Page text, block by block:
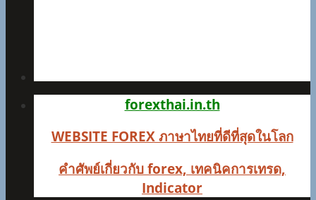
forexthai.in.th
WEBSITE FOREX ภาษาไทยที่ดีที่สุดในโลก
คำศัพย์เกี่ยวกับ forex, เทคนิคการเทรด,
Indicator